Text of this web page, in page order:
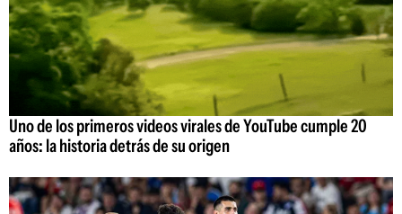
Uno de los primeros videos virales de YouTube cumple 20
años: la historia detrás de su origen